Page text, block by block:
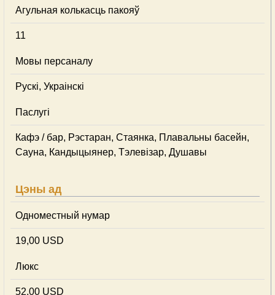
Агульная колькасць пакояў
11
Мовы персаналу
Рускі, Украінскі
Паслугі
Кафэ / бар, Рэстаран, Стаянка, Плавальны басейн,
Сауна, Кандыцыянер, Тэлевізар, Душавы
Цэны ад
Одноместный нумар
19,00 USD
Люкс
52,00 USD